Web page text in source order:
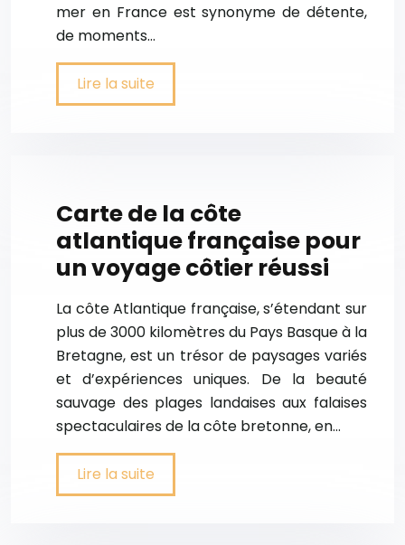
mer en France est synonyme de détente,
de moments…
Lire la suite
Carte de la côte
atlantique française pour
un voyage côtier réussi
La côte Atlantique française, s’étendant sur
plus de 3000 kilomètres du Pays Basque à la
Bretagne, est un trésor de paysages variés
et d’expériences uniques. De la beauté
sauvage des plages landaises aux falaises
spectaculaires de la côte bretonne, en…
Lire la suite